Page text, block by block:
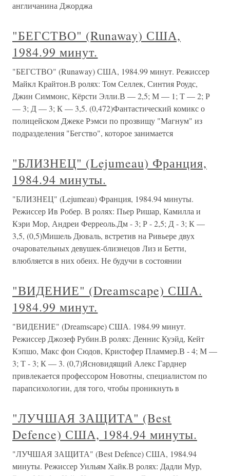
англичанина Джорджа
"БЕГСТВО" (Runaway) США,
1984.99 минут.
"БЕГСТВО" (Runaway) США, 1984.99 минут. Режиссер
Майкл Крайтон.В ролях: Том Селлек, Синтия Роудс,
Джин Симмонс, Кёрсти Элли.В — 2,5; М — 1; Т — 2; Р
— 3; Д — 3; К — 3,5. (0,472)Фантастический комикс о
полицейском Джеке Рэмси по прозвищу "Магнум" из
подразделения "Бегство", которое занимается
"БЛИЗНЕЦ" (Lejumeau) Франция,
1984.94 минуты.
"БЛИЗНЕЦ" (Lejumeau) Франция, 1984.94 минуты.
Режиссер Ив Робер. В ролях: Пьер Ришар, Камилла и
Кэри Мор, Андреи Ферреоль.Дм - 3; Р - 2,5; Д - 3; К —
3,5, (0,5)Мишель Дюваль, встретив на Ривьере двух
очаровательных девушек-близнецов Лиз и Бетти,
влюбляется в них обеих. Не будучи в состоянии
"ВИДЕНИЕ" (Dreamscape) США.
1984.99 минут.
"ВИДЕНИЕ" (Dreamscape) США. 1984.99 минут.
Режиссер Джозеф Рубин.В ролях: Деннис Куэйд, Кейт
Кэпшо, Макс фон Сюдов, Кристофер Пламмер.В - 4; М —
3; Т - 3; К — 3. (0,7)Ясновидящий Алекс Гарднер
привлекается профессором Новотны, специалистом по
парапсихологии, для того, чтобы проникнуть в
"ЛУЧШАЯ ЗАЩИТА" (Best
Defence) США, 1984.94 минуты.
"ЛУЧШАЯ ЗАЩИТА" (Best Defence) США, 1984.94
минуты. Режиссер Уильям Хайк.В ролях: Дадли Мур,